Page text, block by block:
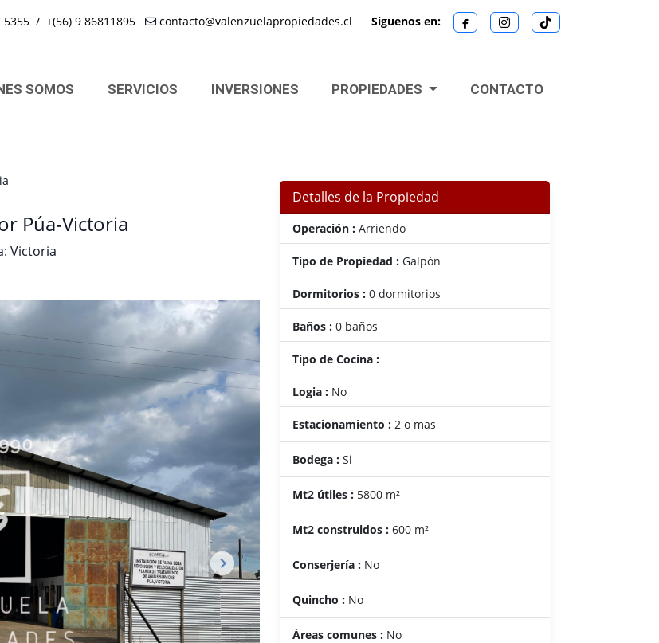
5355 / +(56) 9 86811895 contacto@valenzuelapropiedades.cl Siguenos en:
SOMOS SERVICIOS INVERSIONES PROPIEDADES CONTACTO
Púa-Victoria
Victoria
Detalles de la Propiedad
Operación :Arriendo
Tipo de Propiedad :Galpón
Dormitorios :0 dormitorios
Baños :0 baños
Tipo de Cocina :
Logia :No
Estacionamiento :2 o mas
Bodega :Si
Mt2 útiles :5800 m²
Mt2 construidos :600 m²
Conserjería :No
Quincho :No
Áreas comunes :No